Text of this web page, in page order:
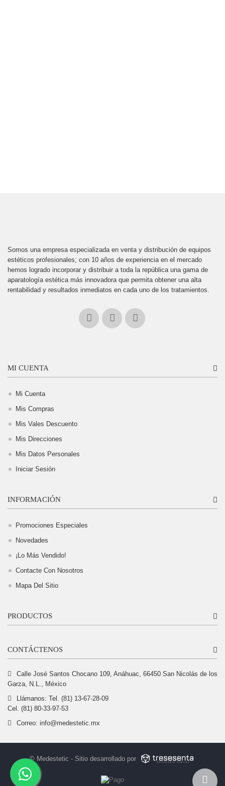
Somos una empresa especializada en venta y distribución de equipos
estéticos profesionales; con 10 años de experiencia en el mercado
hemos logrado incorporar y distribuir a toda la república una gama de
aparatología estética más innovadora que permita obtener una alta
rentabilidad y resultados inmediatos en cada uno de los tratamientos.
MI CUENTA
Mi Cuenta
Mis Compras
Mis Vales Descuento
Mis Direcciones
Mis Datos Personales
Iniciar Sesión
INFORMACIÓN
Promociones Especiales
Novedades
¡Lo Más Vendido!
Contacte Con Nosotros
Mapa Del Sitio
PRODUCTOS
CONTÁCTENOS
Calle José Santos Chocano 109, Anáhuac, 66450 San Nicolás de los
Garza, N.L., México
Llámanos: Tel. (81) 13-67-28-09
Cel. (81) 80-33-97-53
Correo: info@medestetic.mx
© Medestetic - Sitio desarrollado por